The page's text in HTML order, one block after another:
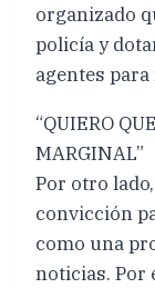
organizado
policía y
agentes
“QUIERO
MARGINAL”
Por otro
convicción
como una
noticias. Por